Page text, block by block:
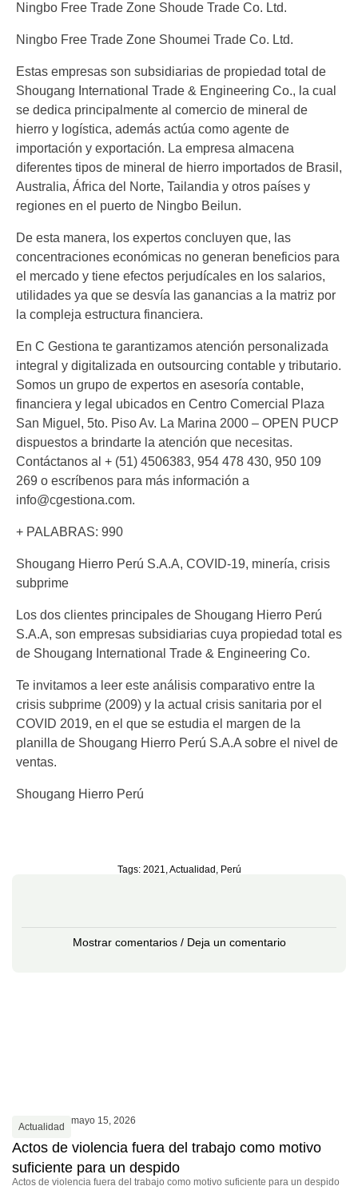
Ningbo Free Trade Zone Shoude Trade Co. Ltd.
Ningbo Free Trade Zone Shoumei Trade Co. Ltd.
Estas empresas son subsidiarias de propiedad total de
Shougang International Trade & Engineering Co., la cual
se dedica principalmente al comercio de mineral de
hierro y logística, además actúa como agente de
importación y exportación. La empresa almacena
diferentes tipos de mineral de hierro importados de Brasil,
Australia, África del Norte, Tailandia y otros países y
regiones en el puerto de Ningbo Beilun.
De esta manera, los expertos concluyen que, las
concentraciones económicas no generan beneficios para
el mercado y tiene efectos perjudícales en los salarios,
utilidades ya que se desvía las ganancias a la matriz por
la compleja estructura financiera.
En C Gestiona te garantizamos atención personalizada
integral y digitalizada en outsourcing contable y tributario.
Somos un grupo de expertos en asesoría contable,
financiera y legal ubicados en Centro Comercial Plaza
San Miguel, 5to. Piso Av. La Marina 2000 – OPEN PUCP
dispuestos a brindarte la atención que necesitas.
Contáctanos al + (51) 4506383, 954 478 430, 950 109
269 o escríbenos para más información a
info@cgestiona.com.
+ PALABRAS: 990
Shougang Hierro Perú S.A.A, COVID-19, minería, crisis
subprime
Los dos clientes principales de Shougang Hierro Perú
S.A.A, son empresas subsidiarias cuya propiedad total es
de Shougang International Trade & Engineering Co.
Te invitamos a leer este análisis comparativo entre la
crisis subprime (2009) y la actual crisis sanitaria por el
COVID 2019, en el que se estudia el margen de la
planilla de Shougang Hierro Perú S.A.A sobre el nivel de
ventas.
Shougang Hierro Perú
Tags: 2021,Actualidad , Perú
Mostrar comentarios / Deja un comentario
Actualidad
mayo 15, 2026
Actos de violencia fuera del trabajo como motivo
suficiente para un despido
Actos de violencia fuera del trabajo como motivo suficiente para un despido